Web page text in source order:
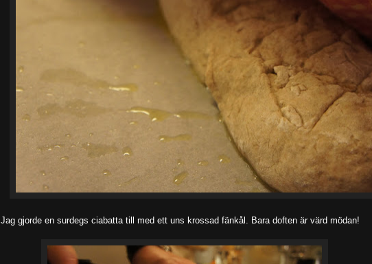
Jag gjorde en surdegs ciabatta till med ett uns krossad fänkål. Bara doften är värd mödan!